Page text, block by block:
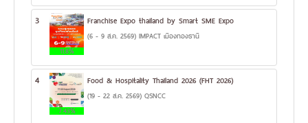
3
11.8%
Franchise Expo thailand by Smart SME Expo
(6 - 9 ส.ค. 2569) IMPACT เมืองทองธานี
4
7.43%
Food & Hospitality Thailand 2026 (FHT 2026)
(19 - 22 ส.ค. 2569) QSNCC